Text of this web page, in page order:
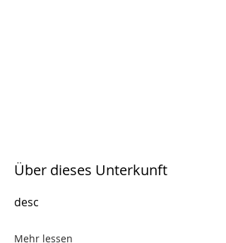
Über dieses Unterkunft
desc
Mehr lessen